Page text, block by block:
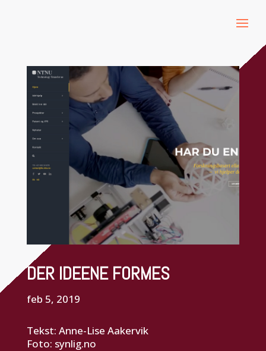
DER IDEENE FORMES
feb 5, 2019
Tekst: Anne-Lise Aakervik
Foto: synlig.no